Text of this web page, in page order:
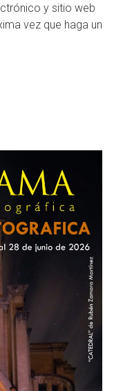
y sitio web
vez que haga un